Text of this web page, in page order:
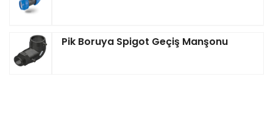
Pik Boruya Spigot Geçiş Manşonu